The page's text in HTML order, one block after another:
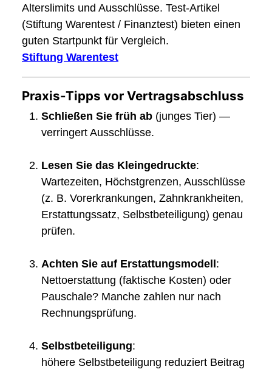
Alterslimits und Ausschlüsse. Test-Artikel
(Stiftung Warentest / Finanztest) bieten einen
guten Startpunkt für Vergleich.
Stiftung Warentest
Praxis-Tipps vor Vertragsabschluss
Schließen Sie früh ab (junges Tier) —
verringert Ausschlüsse.
Lesen Sie das Kleingedruckte:
Wartezeiten, Höchstgrenzen, Ausschlüsse
(z. B. Vorerkrankungen, Zahnkrankheiten,
Erstattungssatz, Selbstbeteiligung) genau
prüfen.
Achten Sie auf Erstattungsmodell :
Nettoerstattung (faktische Kosten) oder
Pauschale? Manche zahlen nur nach
Rechnungsprüfung.
Selbstbeteiligung:
höhere Selbstbeteiligung reduziert Beitrag